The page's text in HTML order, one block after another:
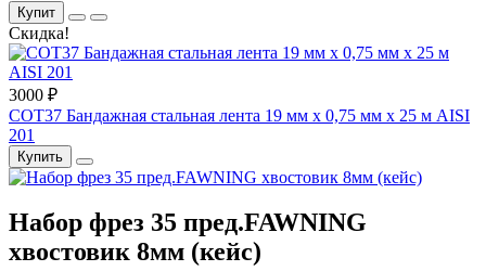
Купит
Скидка!
3000 ₽
COT37 Бандажная стальная лента 19 мм x 0,75 мм x 25 м AISI
201
Купить
Набор фрез 35 пред.FAWNING
хвостовик 8мм (кейс)